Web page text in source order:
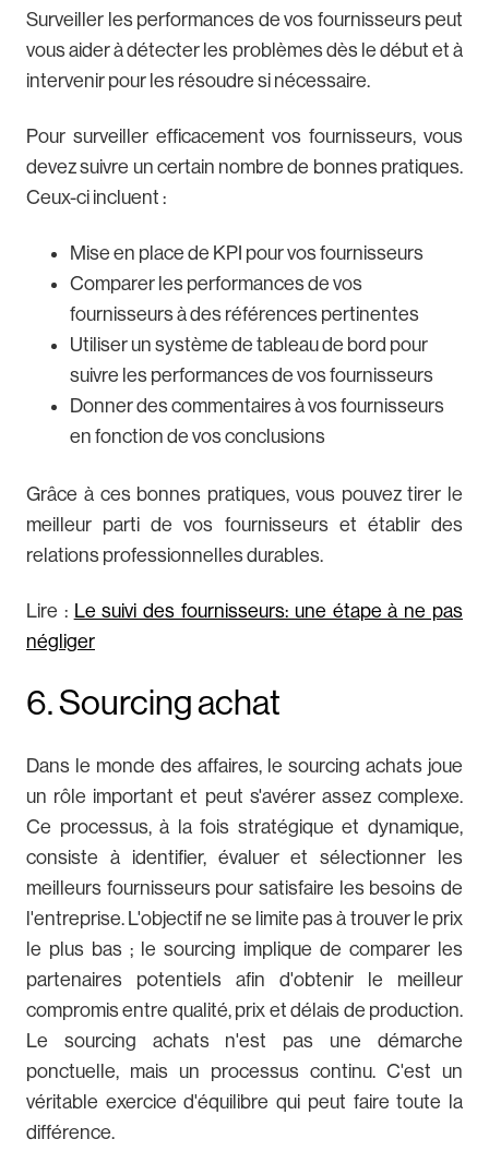
Surveiller les performances de vos fournisseurs peut
vous aider à détecter les problèmes dès le début et à
intervenir pour les résoudre si nécessaire.
Pour surveiller efficacement vos fournisseurs, vous
devez suivre un certain nombre de bonnes pratiques.
Ceux-ci incluent :
Mise en place de KPI pour vos fournisseurs
Comparer les performances de vos
fournisseurs à des références pertinentes
Utiliser un système de tableau de bord pour
suivre les performances de vos fournisseurs
Donner des commentaires à vos fournisseurs
en fonction de vos conclusions
Grâce à ces bonnes pratiques, vous pouvez tirer le
meilleur parti de vos fournisseurs et établir des
relations professionnelles durables.
Lire : Le suivi des fournisseurs: une étape à ne pas
négliger
6. Sourcing achat
Dans le monde des affaires, le sourcing achats joue
un rôle important et peut s'avérer assez complexe.
Ce processus, à la fois stratégique et dynamique,
consiste à identifier, évaluer et sélectionner les
meilleurs fournisseurs pour satisfaire les besoins de
l'entreprise. L'objectif ne se limite pas à trouver le prix
le plus bas ; le sourcing implique de comparer les
partenaires potentiels afin d'obtenir le meilleur
compromis entre qualité, prix et délais de production.
Le sourcing achats n'est pas une démarche
ponctuelle, mais un processus continu. C'est un
véritable exercice d'équilibre qui peut faire toute la
différence.